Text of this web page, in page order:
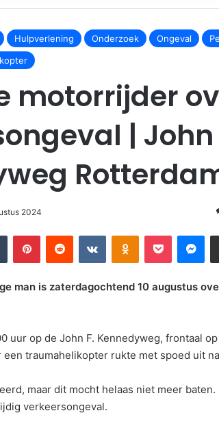
Hulpverlening Onderzoek Ongeval
motorrijder
| John
2024
PinterestReddit VKontakteOdnoklassniki
Pocket Deel
man is zaterdagochtend 10 augustus
uur op de John F. Kennedyweg, frontaal
traumahelikopter rukte met spoed uit
maar dit mocht helaas niet meer
verkeersongeval.